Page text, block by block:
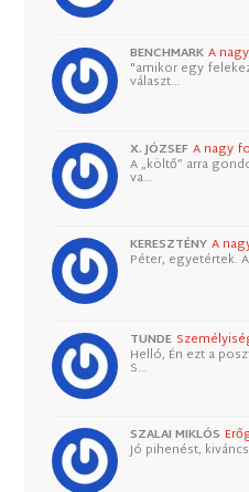
BENCHMARK A
"amikor egy
választ…
X. JÓZSEF A nagy
A „költő” arra
va…
KERESZTÉNY A
Péter, egyetértek.
TUNDE
Helló, Én ezt a
S…
SZALAI MIKLÓS
Jó pihenést,